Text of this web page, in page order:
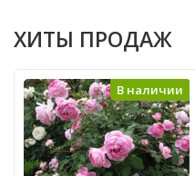
ХИТЫ ПРОДАЖ
В наличии